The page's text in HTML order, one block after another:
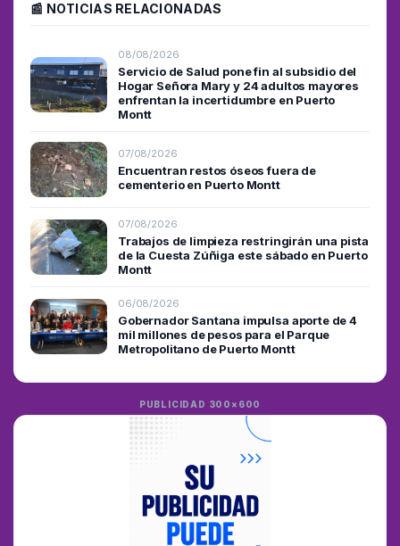
📰 NOTICIAS RELACIONADAS
08/08/2026
Servicio de Salud pone fin al subsidio del
Hogar Señora Mary y 24 adultos mayores
enfrentan la incertidumbre en Puerto
Montt
07/08/2026
Encuentran restos óseos fuera de
cementerio en Puerto Montt
07/08/2026
Trabajos de limpieza restringirán una pista
de la Cuesta Zúñiga este sábado en Puerto
Montt
06/08/2026
Gobernador Santana impulsa aporte de 4
mil millones de pesos para el Parque
Metropolitano de Puerto Montt
PUBLICIDAD 300×600